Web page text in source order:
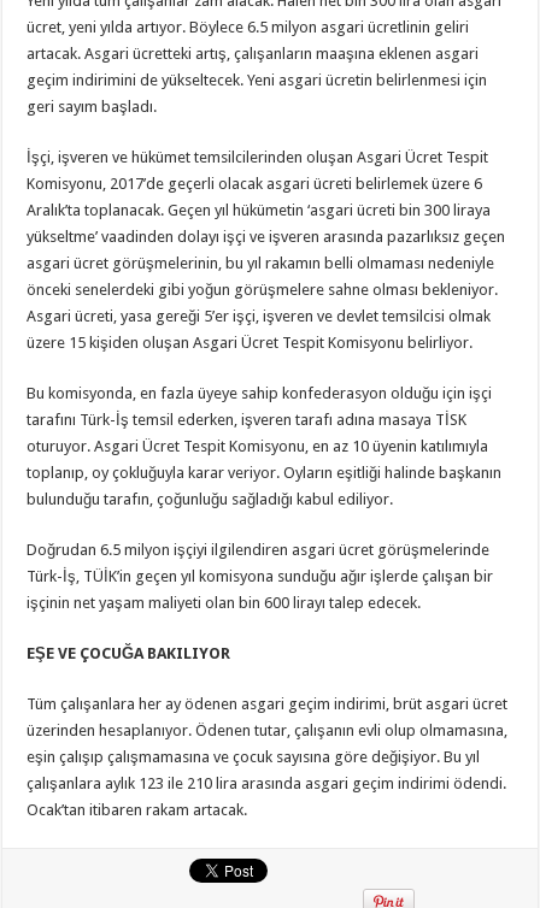
ücret, yeni yılda artıyor. Böylece 6.5 milyon asgari ücretlinin geliri
artacak. Asgari ücretteki artış, çalışanların maaşına eklenen asgari
geçim indirimini de yükseltecek. Yeni asgari ücretin belirlenmesi için
geri sayım başladı.
İşçi, işveren ve hükümet temsilcilerinden oluşan Asgari Ücret Tespit
Komisyonu, 2017’de geçerli olacak asgari ücreti belirlemek üzere 6
Aralık’ta toplanacak. Geçen yıl hükümetin ‘asgari ücreti bin 300 liraya
yükseltme’ vaadinden dolayı işçi ve işveren arasında pazarlıksız geçen
asgari ücret görüşmelerinin, bu yıl rakamın belli olmaması nedeniyle
önceki senelerdeki gibi yoğun görüşmelere sahne olması bekleniyor.
Asgari ücreti, yasa gereği 5’er işçi, işveren ve devlet temsilcisi olmak
üzere 15 kişiden oluşan Asgari Ücret Tespit Komisyonu belirliyor.
Bu komisyonda, en fazla üyeye sahip konfederasyon olduğu için işçi
tarafını Türk-İş temsil ederken, işveren tarafı adına masaya TİSK
oturuyor. Asgari Ücret Tespit Komisyonu, en az 10 üyenin katılımıyla
toplanıp, oy çokluğuyla karar veriyor. Oyların eşitliği halinde başkanın
bulunduğu tarafın, çoğunluğu sağladığı kabul ediliyor.
Doğrudan 6.5 milyon işçiyi ilgilendiren asgari ücret görüşmelerinde
Türk-İş, TÜİK’in geçen yıl komisyona sunduğu ağır işlerde çalışan bir
işçinin net yaşam maliyeti olan bin 600 lirayı talep edecek.
EŞE VE ÇOCUĞA BAKILIYOR
Tüm çalışanlara her ay ödenen asgari geçim indirimi, brüt asgari ücret
üzerinden hesaplanıyor. Ödenen tutar, çalışanın evli olup olmamasına,
eşin çalışıp çalışmamasına ve çocuk sayısına göre değişiyor. Bu yıl
çalışanlara aylık 123 ile 210 lira arasında asgari geçim indirimi ödendi.
Ocak’tan itibaren rakam artacak.